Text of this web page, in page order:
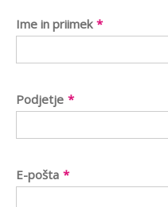
Ime in priimek *
Podjetje *
E-pošta *